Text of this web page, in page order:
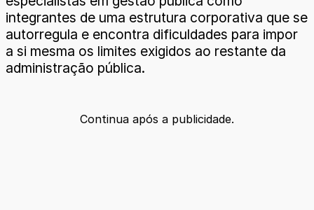
integrantes de uma estrutura corporativa que se
autorregula e encontra dificuldades para impor
a si mesma os limites exigidos ao restante da
administração pública.
Continua após a publicidade.